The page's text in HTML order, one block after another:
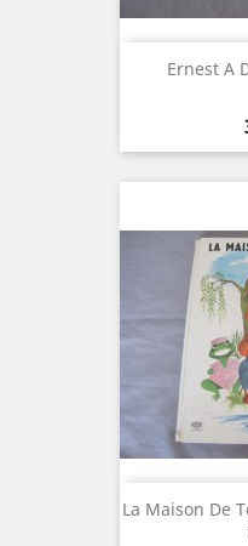
Ernest A
La Maison De